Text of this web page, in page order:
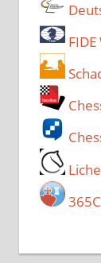
FIDE